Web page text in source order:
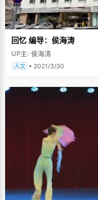
回忆 编导：侯海涛
UP主: 侯海涛
人文 • 2021/3/30